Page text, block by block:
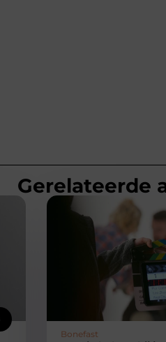
Gerelateerde
Bonefast